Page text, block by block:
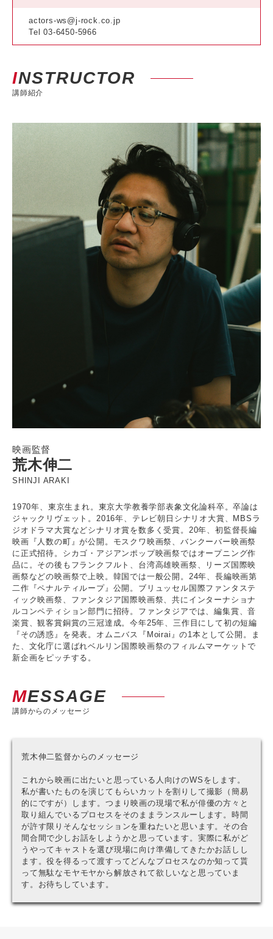
actors-ws@j-rock.co.jp
Tel 03-6450-5966
INSTRUCTOR
講師紹介
映画監督
荒木伸二
SHINJI ARAKI
1970年、東京生まれ。東京大学教養学部表象文化論科卒。卒論は
ジャックリヴェット。2016年、テレビ朝日シナリオ大賞、MBSラ
ジオドラマ大賞などシナリオ賞を数多く受賞。20年、初監督長編
映画『人数の町』が公開。モスクワ映画祭、バンクーバー映画祭
に正式招待。シカゴ・アジアンポップ映画祭ではオープニング作
品に。その後もフランクフルト、台湾高雄映画祭、リーズ国際映
画祭などの映画祭で上映。韓国では一般公開。24年、長編映画第
二作『ペナルティループ』公開。ブリュッセル国際ファンタステ
ィック映画祭、ファンタジア国際映画祭、共にインターナショナ
ルコンペティション部門に招待。ファンタジアでは、編集賞、音
楽賞、観客賞銅賞の三冠達成。今年25年、三作目にして初の短編
『その誘惑』を発表。オムニバス『Moirai』の1本として公開。ま
た、文化庁に選ばれベルリン国際映画祭のフィルムマーケットで
新企画をピッチする。
MESSAGE
講師からのメッセージ
荒木伸二監督からのメッセージ
これから映画に出たいと思っている人向けのWSをします。
私が書いたものを演じてもらいカットを割りして撮影（簡易
的にですが）します。つまり映画の現場で私が俳優の方々と
取り組んでいるプロセスをそのままランスルーします。時間
が許す限りそんなセッションを重ねたいと思います。その合
間合間で少しお話をしようかと思っています。実際に私がど
うやってキャストを選び現場に向け準備してきたかお話しし
ます。役を得るって渡すってどんなプロセスなのか知って貰
って無駄なモヤモヤから解放されて欲しいなと思っていま
す。お待ちしています。